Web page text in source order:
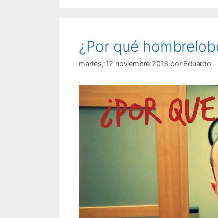
¿Por qué
martes, 12 noviembre 2013 por Eduardo